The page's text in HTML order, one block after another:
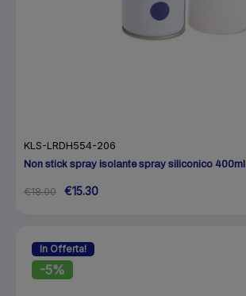
KLS-LRDH554-206
Non stick spray isolante spray siliconico 400ml
€18.00 €15.30
In Offerta!
-5%